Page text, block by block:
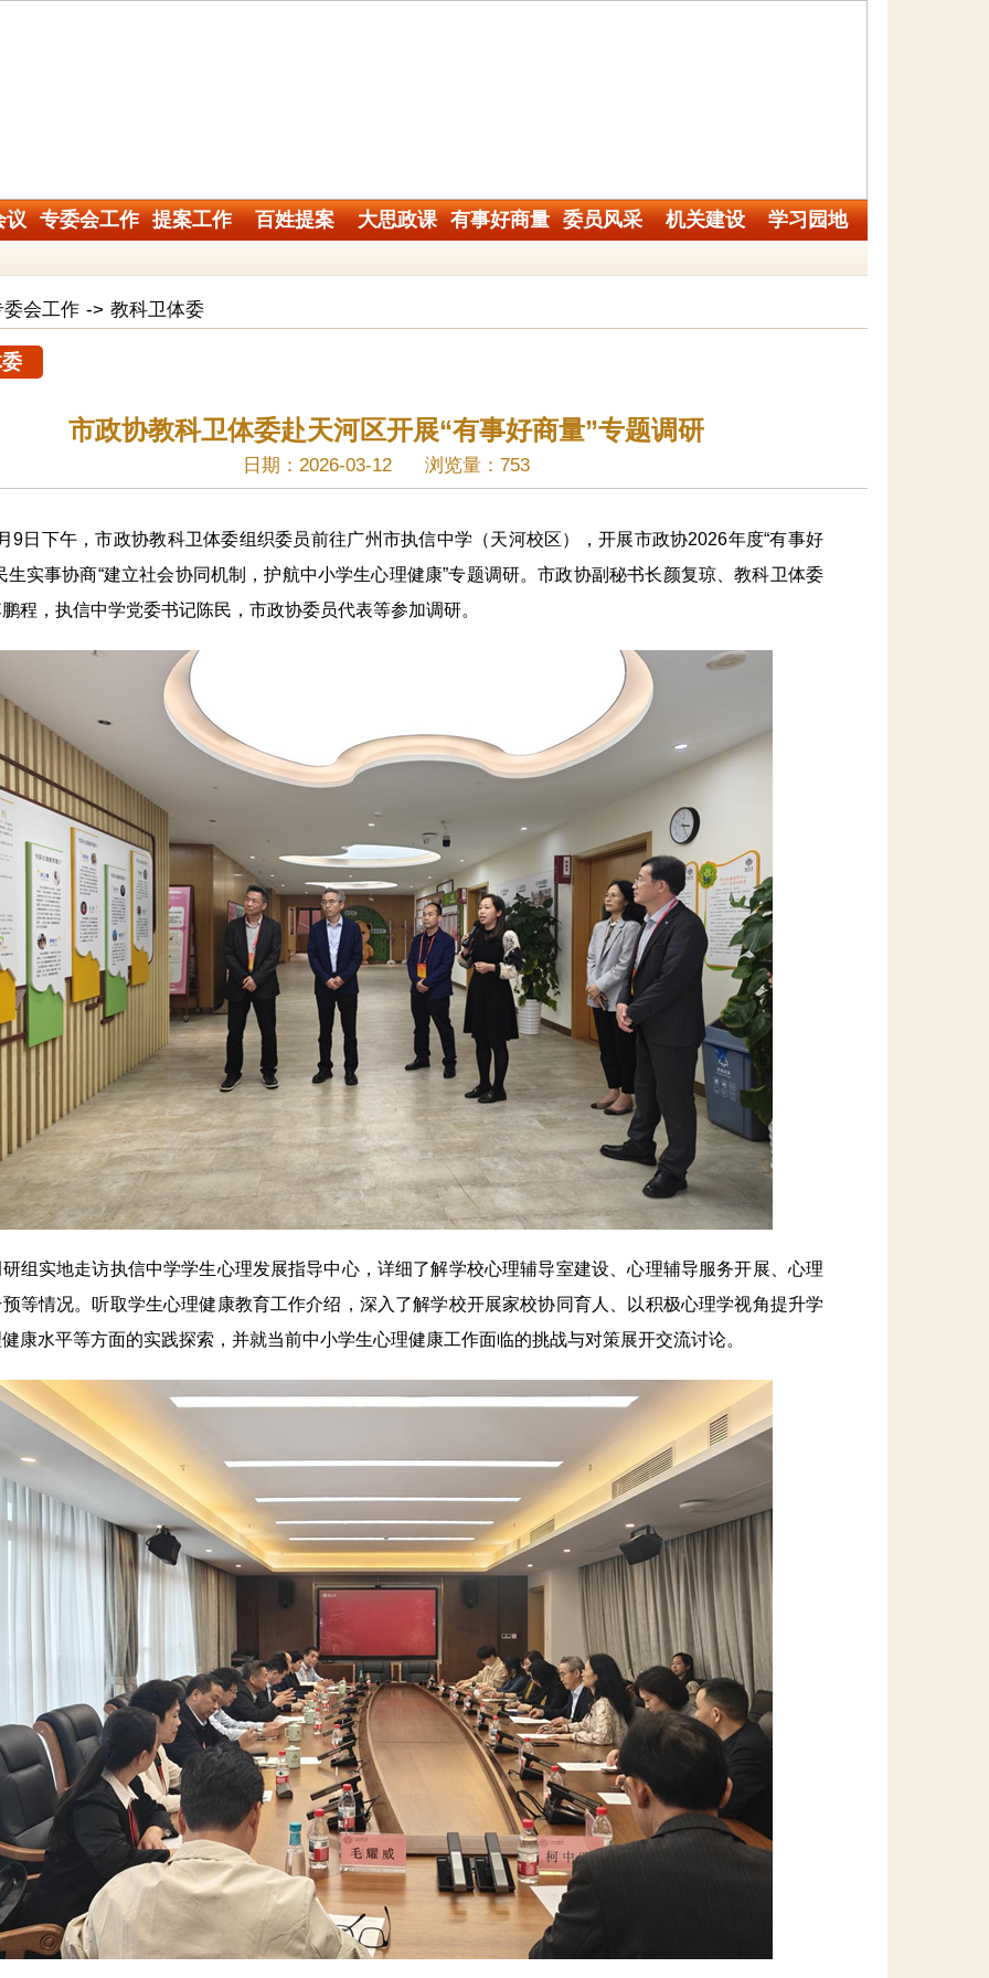
议 专委会工作 提案工作 百姓提案 大思政课 有事好商量 委员风采 机关建设 学习园地
委会工作 -> 教科卫体委
市政协教科卫体委赴天河区开展“有事好商量”专题调研
日期：2026-03-12 浏览量：753
下午，市政协教科卫体委组织委员前往广州市执信中学（天河校区），开展市政协2026年度“有事好
生实事协商“建立社会协同机制，护航中小学生心理健康”专题调研。市政协副秘书长颜复琼、教科卫体委
程，执信中学党委书记陈民，市政协委员代表等参加调研。
实地走访执信中学学生心理发展指导中心，详细了解学校心理辅导室建设、心理辅导服务开展、心理
等情况。听取学生心理健康教育工作介绍，深入了解学校开展家校协同育人、以积极心理学视角提升学
康水平等方面的实践探索，并就当前中小学生心理健康工作面临的挑战与对策展开交流讨论。